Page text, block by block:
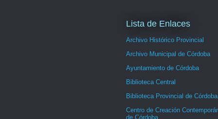
Lista de Enlaces
Archivo Histórico Provincial
Archivo Municipal de Córdoba
Ayuntamiento de Córdoba
Biblioteca Central
Biblioteca Provincial de Córdoba
Centro de Creación
de Córdoba